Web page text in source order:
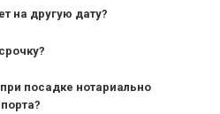
на другую дату?
посадке нотариально